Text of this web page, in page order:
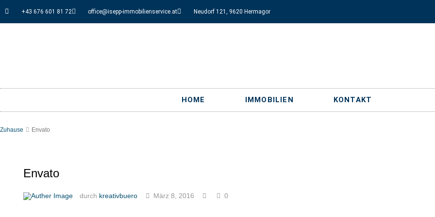
+43 676 601 81 72 office@isepp-immobilienservice.at Neudorf 121, 9620 Hermagor
HOME IMMOBILIEN KONTAKT
Zuhause Envato
Envato
durch kreativbuero März 8, 2016 0